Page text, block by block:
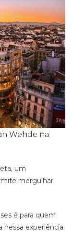
Wehde na
um
mergulhar
é para quem
experiência.